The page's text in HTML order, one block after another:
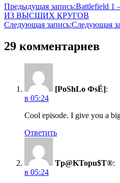
Предыдущая запись:Battlefield
ИЗ ВЫСШИХ КРУГОВ
Следующая запись:Следующая
29 комментариев
[PoShLo ФsЁ]:
в 05:24
Cool episode. I give you a
Ответить
Tp@KTopu$T®:
в 05:24